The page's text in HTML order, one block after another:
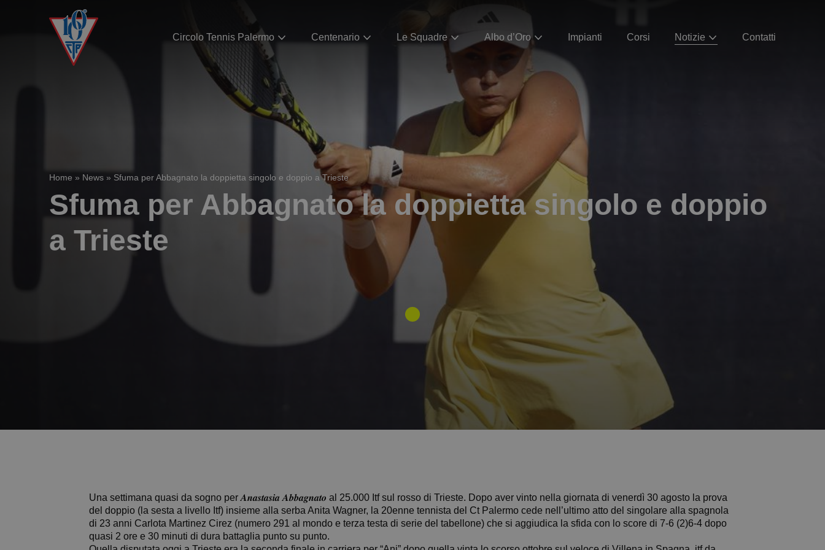
Circolo Tennis Palermo Centenario Le Squadre Albo d’Oro Impianti Corsi Notizie Contatti
Home » News » Sfuma per Abbagnato la doppietta singolo e doppio a Trieste
Sfuma per Abbagnato la doppietta singolo e doppio
a Trieste
Una settimana quasi da sogno per 𝑨𝒏𝒂𝒔𝒕𝒂𝒔𝒊𝒂 𝑨𝒃𝒃𝒂𝒈𝒏𝒂𝒕𝒐 al 25.000 Itf sul rosso di Trieste. Dopo aver vinto nella giornata di venerdì 30 agosto la prova
del doppio (la sesta a livello Itf) insieme alla serba Anita Wagner, la 20enne tennista del Ct Palermo cede nell’ultimo atto del singolare alla spagnola
di 23 anni Carlota Martinez Cirez (numero 291 al mondo e terza testa di serie del tabellone) che si aggiudica la sfida con lo score di 7-6 (2)6-4 dopo
quasi 2 ore e 30 minuti di dura battaglia punto su punto.